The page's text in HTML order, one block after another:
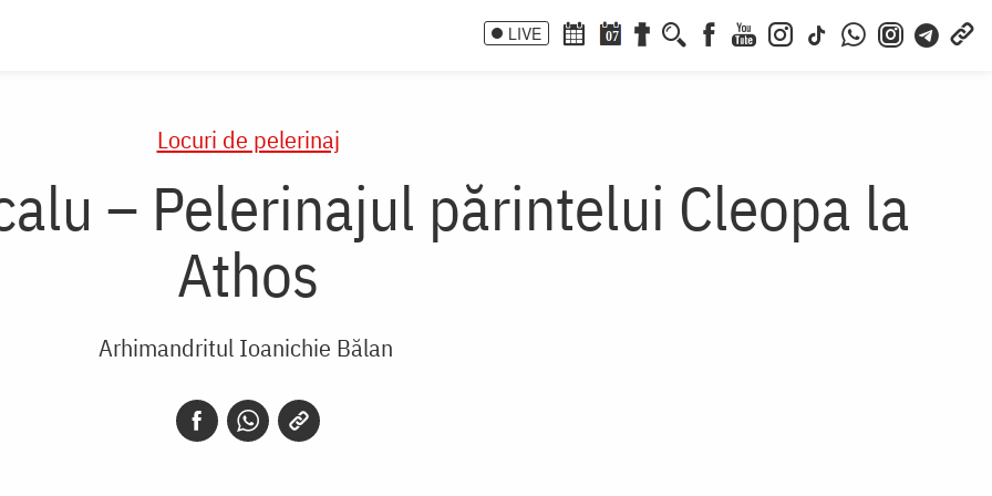
LIVE 07
Locuri de pelerinaj
– Pelerinajul părintelui Cleopa la
Athos
Arhimandritul Ioanichie Bălan